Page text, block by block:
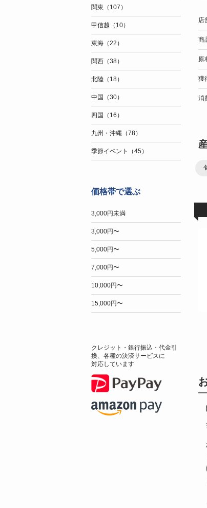
店
商
原
獲
消
関東（107）
甲信越（10）
東海（22）
関西（38）
北陸（18）
中国（30）
四国（16）
九州・沖縄（78）
季節イベント（45）
価格帯で選ぶ
3,000円未満
3,000円〜
5,000円〜
7,000円〜
10,000円〜
15,000円〜
クレジット・銀行振込・代金引
換、各種の決済サービスに
対応しています